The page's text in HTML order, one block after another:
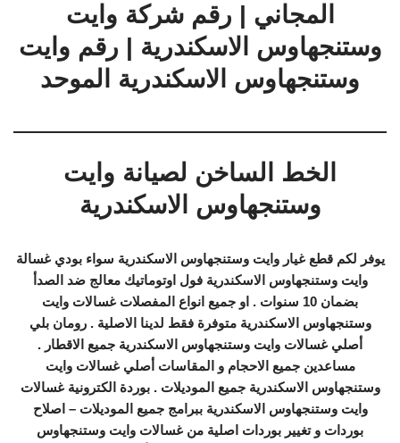
المجاني | رقم شركة وايت
وستنجهاوس الاسكندرية | رقم وايت
وستنجهاوس الاسكندرية الموحد
الخط الساخن لصيانة وايت
وستنجهاوس الاسكندرية
يوفر لكم قطع غيار وايت وستنجهاوس الاسكندرية سواء بودي غسالة
وايت وستنجهاوس الاسكندرية فول اوتوماتيك معالج ضد الصدأ
بضمان 10 سنوات . او جميع انواع المفصلات غسالات وايت
وستنجهاوس الاسكندرية متوفرة فقط لدينا الاصلية . رومان بلي
أصلي غسالات وايت وستنجهاوس الاسكندرية جميع الاقطار .
مساعدين جميع الاحجام و المقاسات أصلي غسالات وايت
وستنجهاوس الاسكندرية جميع الموديلات . بوردة الكترونية غسالات
وايت وستنجهاوس الاسكندرية ببرامج جميع الموديلات – اصلاح
بوردات و تغيير بوردات اصلية من غسالات وايت وستنجهاوس